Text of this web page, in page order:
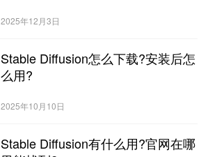
2025年12月3日
Stable Diffusion怎么下载?安装后怎
么用?
2025年10月10日
Stable Diffusion有什么用?官网在哪